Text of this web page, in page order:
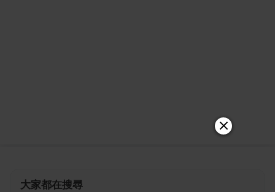
大家都在搜尋